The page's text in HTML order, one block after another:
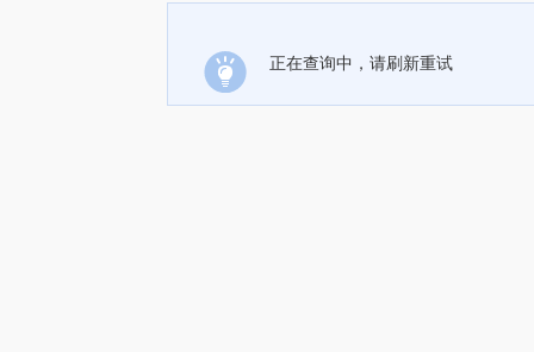
正在查询中，请刷新重试